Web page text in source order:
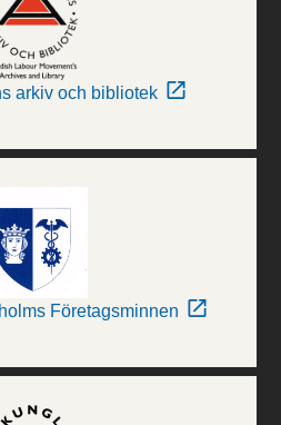
arkiv och bibliotek
Företagsminnen